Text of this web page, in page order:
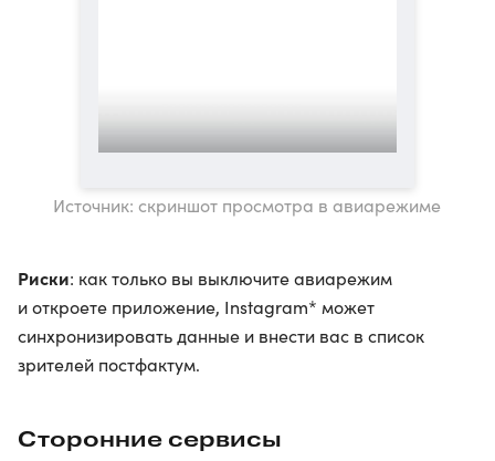
Источник: скриншот просмотра в авиарежиме
Риски: как только вы выключите авиарежим
и откроете приложение, Instagram* может
синхронизировать данные и внести вас в список
зрителей постфактум.
Сторонние сервисы